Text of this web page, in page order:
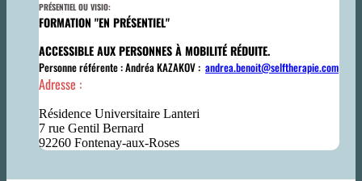
PRÉSENTIEL OU VISIO:
FORMATION "EN PRÉSENTIEL"
ACCESSIBLE AUX PERSONNES À MOBILITÉ RÉDUITE.
Personne référente : Andréa KAZAKOV : andrea.benoit@selftherapie.com
Adresse :
Résidence Universitaire Lanteri
7 rue Gentil Bernard
92260 Fontenay-aux-Roses